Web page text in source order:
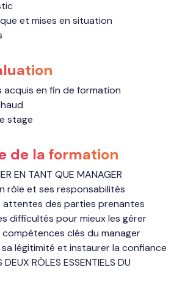
et mises en situation
acquis en fin de formation
stage
de la formation
EN TANT QUE MANAGER
rôle et ses responsabilités
attentes des parties prenantes
difficultés pour mieux les gérer
compétences clés du manager
légitimité et instaurer la confiance
DEUX RÔLES ESSENTIELS DU